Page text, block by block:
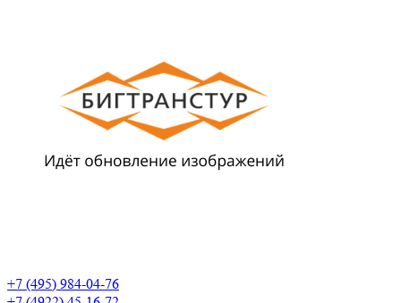
+7 (495) 984-04-76